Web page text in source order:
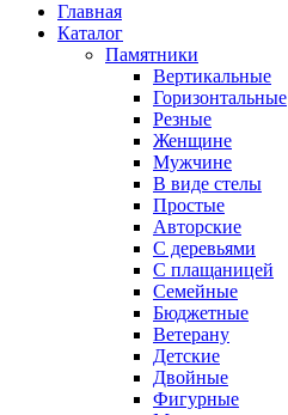
Главная
Каталог
Памятники
Вертикальные
Горизонтальные
Резные
Женщине
Мужчине
В виде стелы
Простые
Авторские
С деревьями
С плащаницей
Семейные
Бюджетные
Ветерану
Детские
Двойные
Фигурные